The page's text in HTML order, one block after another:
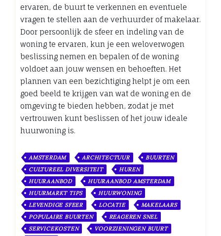
ervaren, de buurt te verkennen en eventuele
vragen te stellen aan de verhuurder of makelaar.
Door persoonlijk de sfeer en indeling van de
woning te ervaren, kun je een weloverwogen
beslissing nemen en bepalen of de woning
voldoet aan jouw wensen en behoeften. Het
plannen van een bezichtiging helpt je om een
goed beeld te krijgen van wat de woning en de
omgeving te bieden hebben, zodat je met
vertrouwen kunt beslissen of het jouw ideale
huurwoning is.
AMSTERDAM ARCHITECTUUR
BUURTEN
CULTUREEL DIVERSITEIT
HUREN
HUURAANBOD
HUURAANBOD AMSTERDAM
HUURMARKT TIPS
HUURWONING
LEVENDIGE SFEER
LOCATIE
MAKELAARS
POPULAIRE BUURTEN
REAGEREN SNEL
SERVICEKOSTEN
VOORZIENINGEN BUURT